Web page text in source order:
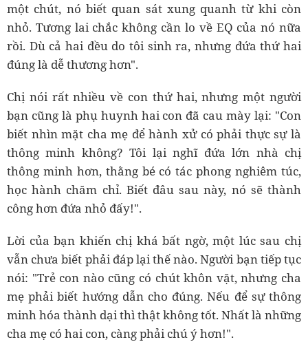
một chút, nó biết quan sát xung quanh từ khi còn
nhỏ. Tương lai chắc không cần lo về EQ của nó nữa
rồi. Dù cả hai đều do tôi sinh ra, nhưng đứa thứ hai
đúng là dễ thương hơn".
Chị nói rất nhiều về con thứ hai, nhưng một người
bạn cũng là phụ huynh hai con đã cau mày lại: "Con
biết nhìn mặt cha mẹ để hành xử có phải thực sự là
thông minh không? Tôi lại nghĩ đứa lớn nhà chị
thông minh hơn, thằng bé có tác phong nghiêm túc,
học hành chăm chỉ. Biết đâu sau này, nó sẽ thành
công hơn đứa nhỏ đấy!".
Lời của bạn khiến chị khá bất ngờ, một lúc sau chị
vẫn chưa biết phải đáp lại thế nào. Người bạn tiếp tục
nói: "Trẻ con nào cũng có chút khôn vặt, nhưng cha
mẹ phải biết hướng dẫn cho đúng. Nếu để sự thông
minh hóa thành dại thì thật không tốt. Nhất là những
cha mẹ có hai con, càng phải chú ý hơn!".